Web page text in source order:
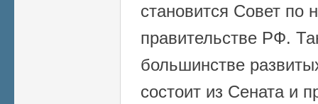
становится Совет по
правительстве РФ.
большинстве
состоит из Сената и